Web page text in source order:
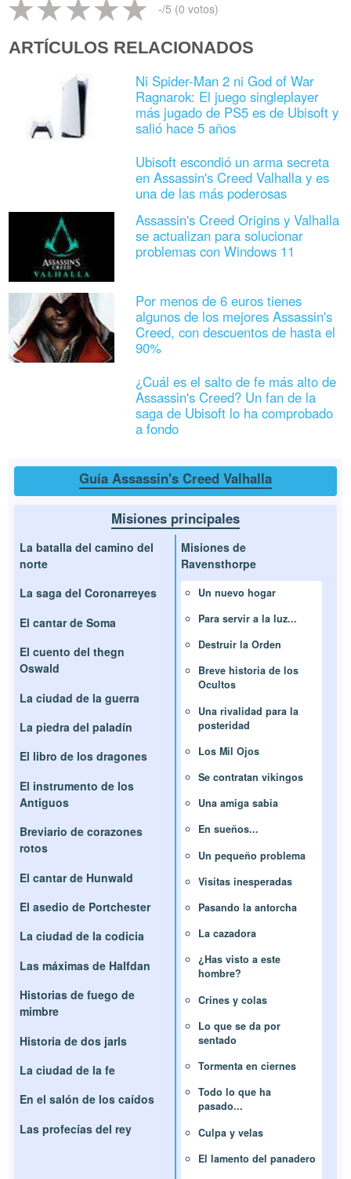
-/5 (0 votos)
ARTÍCULOS RELACIONADOS
Ni Spider-Man 2 ni God of War
Ragnarok: El juego singleplayer
más jugado de PS5 es de Ubisoft y
salió hace 5 años
Ubisoft escondió un arma secreta
en Assassin's Creed Valhalla y es
una de las más poderosas
Assassin's Creed Origins y Valhalla
se actualizan para solucionar
problemas con Windows 11
Por menos de 6 euros tienes
algunos de los mejores Assassin's
Creed, con descuentos de hasta el
90%
¿Cuál es el salto de fe más alto de
Assassin's Creed? Un fan de la
saga de Ubisoft lo ha comprobado
a fondo
Guía Assassin's Creed Valhalla
Misiones principales
La batalla del camino del
norte
La saga del Coronarreyes
El cantar de Soma
El cuento del thegn
Oswald
La ciudad de la guerra
La piedra del paladín
El libro de los dragones
El instrumento de los
Antiguos
Breviario de corazones
rotos
El cantar de Hunwald
El asedio de Portchester
La ciudad de la codicia
Las máximas de Halfdan
Historias de fuego de
mimbre
Historia de dos jarls
La ciudad de la fe
En el salón de los caídos
Las profecías del rey
Misiones de
Ravensthorpe
Un nuevo hogar
Para servir a la luz...
Destruir la Orden
Breve historia de los
Ocultos
Una rivalidad para la
posteridad
Los Mil Ojos
Se contratan vikingos
Una amiga sabia
En sueños...
Un pequeño problema
Visitas inesperadas
Pasando la antorcha
La cazadora
¿Has visto a este
hombre?
Crines y colas
Lo que se da por
sentado
Tormenta en ciernes
Todo lo que ha
pasado...
Culpa y velas
El lamento del panadero